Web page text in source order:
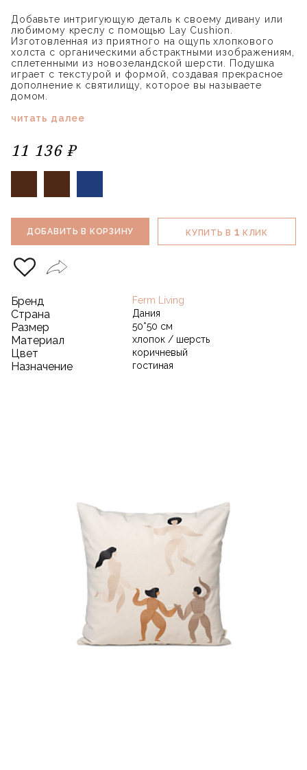
Добавьте интригующую деталь к своему дивану или
любимому креслу с помощью Lay Cushion.
Изготовленная из приятного на ощупь хлопкового
холста с органическими абстрактными изображениям,
сплетенными из новозеландской шерсти. Подушка
играет с текстурой и формой, создавая прекрасное
дополнение к святилищу, которое вы называете
домом.
читать далее
11 136 ₽
ДОБАВИТЬ В КОРЗИНУ КУПИТЬ В 1 КЛИК
Бренд Ferm Living
Страна Дания
Размер 50*50 см
Материал хлопок / шерсть
Цвет коричневый
Назначение гостиная